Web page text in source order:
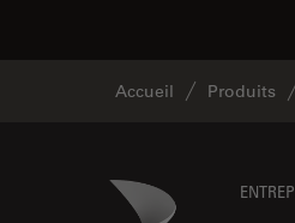
Accueil Produits
Danaher Logo